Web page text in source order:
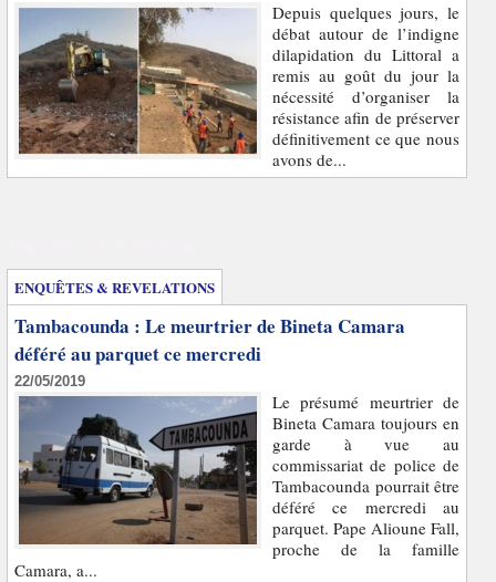
Depuis quelques jours, le
débat autour de l’indigne
dilapidation du Littoral a
remis au goût du jour la
nécessité d’organiser la
résistance afin de préserver
définitivement ce que nous
avons de...
ENQUÊTES & REVELATIONS
Tambacounda : Le meurtrier de Bineta Camara
déféré au parquet ce mercredi
22/05/2019
Le présumé meurtrier de
Bineta Camara toujours en
garde à vue au
commissariat de police de
Tambacounda pourrait être
déféré ce mercredi au
parquet. Pape Alioune Fall,
proche de la famille
Camara, a...